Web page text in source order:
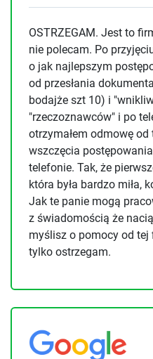
OSTRZEGAM. Jest to
nie polecam. Po
o jak najlepszym
od przesłania
bodajże szt 10) i
"rzeczoznawców" i po
otrzymałem odmowę
wszczęcia
telefonie. Tak, że
która była bardzo miła,
Jak te panie mogą
z świadomością że
myślisz o pomocy od tej
tylko ostrzegam.